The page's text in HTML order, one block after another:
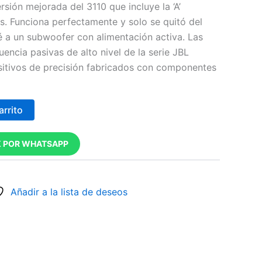
mejorada del 3110 que incluye la ‘A’
Funciona perfectamente y solo se quitó del
a un subwoofer con alimentación activa. Las
pasivas de alto nivel de la serie JBL
de precisión fabricados con componentes
WHATSAPP
Añadir a la lista de deseos